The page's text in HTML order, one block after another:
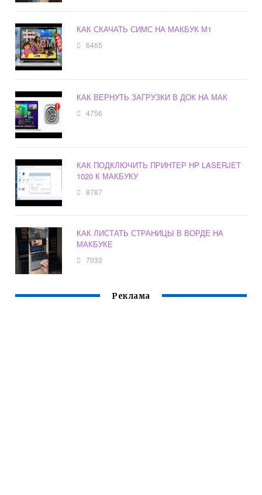
КАК СКАЧАТЬ СИМС НА МАКБУК М1
6465
КАК ВЕРНУТЬ ЗАГРУЗКИ В ДОК НА МАК
4756
КАК ПОДКЛЮЧИТЬ ПРИНТЕР HP LASERJET
1020 К МАКБУКУ
8787
КАК ЛИСТАТЬ СТРАНИЦЫ В ВОРДЕ НА
МАКБУКЕ
7033
Реклама